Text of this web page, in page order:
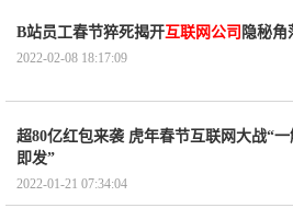
B站员工春节猝死揭开互联网公司 隐秘角
2022-02-08 18:17:09
超80亿红包来袭 虎年春节互联网大战“一
即发”
2022-01-21 07:34:04